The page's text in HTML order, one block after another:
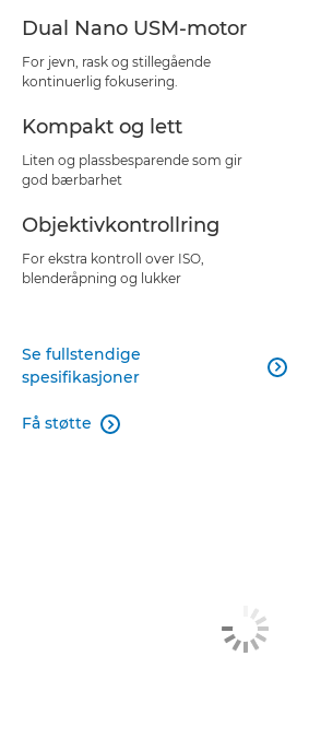
Dual Nano USM-motor
For jevn, rask og stillegående
kontinuerlig fokusering.
Kompakt og lett
Liten og plassbesparende som gir
god bærbarhet
Objektivkontrollring
For ekstra kontroll over ISO,
blenderåpning og lukker
Se fullstendige
spesifikasjoner

Få støtte 